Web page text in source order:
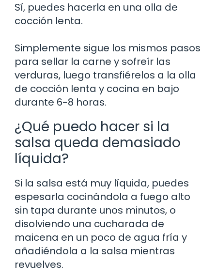
Sí, puedes hacerla en una olla de
cocción lenta.
Simplemente sigue los mismos pasos
para sellar la carne y sofreír las
verduras, luego transfiérelos a la olla
de cocción lenta y cocina en bajo
durante 6-8 horas.
¿Qué puedo hacer si la
salsa queda demasiado
líquida?
Si la salsa está muy líquida, puedes
espesarla cocinándola a fuego alto
sin tapa durante unos minutos, o
disolviendo una cucharada de
maicena en un poco de agua fría y
añadiéndola a la salsa mientras
revuelves.